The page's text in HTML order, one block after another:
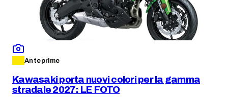
Anteprime
Kawasaki porta nuovi colori per la gamma
stradale 2027: LE FOTO